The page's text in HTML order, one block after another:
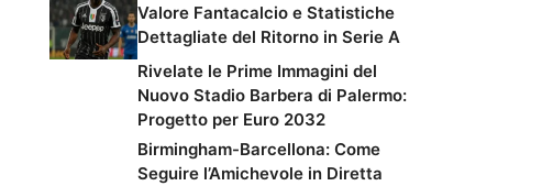
Valore Fantacalcio e Statistiche
Dettagliate del Ritorno in Serie A
Rivelate le Prime Immagini del
Nuovo Stadio Barbera di Palermo:
Progetto per Euro 2032
Birmingham-Barcellona: Come
Seguire l’Amichevole in Diretta